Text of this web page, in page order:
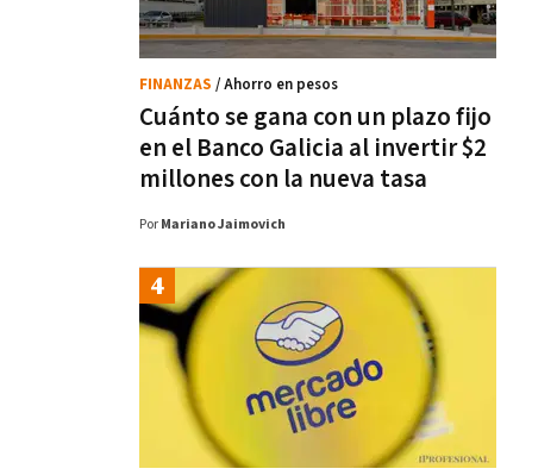
Cuánto se gana con un plazo fijo
en el Banco Galicia al invertir $2
millones con la nueva tasa
FINANZAS / Ahorro en pesos
Por Mariano Jaimovich